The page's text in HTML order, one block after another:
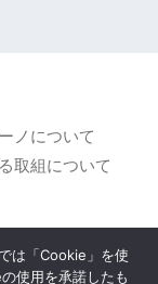
ノについて
取組について
は「Cookie」を使
使用を承諾したも